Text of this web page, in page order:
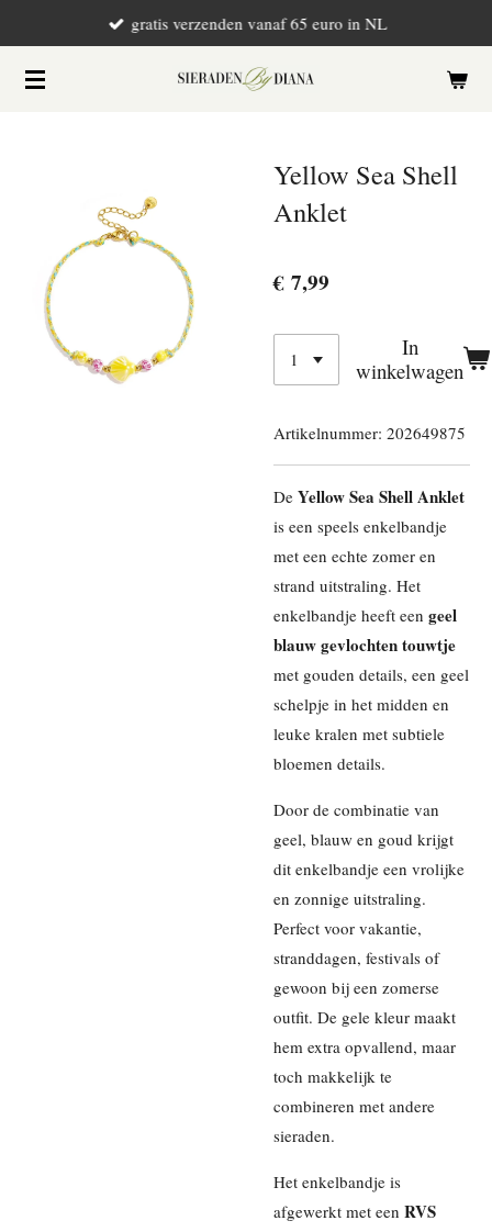
naar
gratis verzenden vanaf 65 euro in NL
Yellow Sea Shell
Anklet
€ 7,99
In
winkelwagen
Artikelnummer: 202649875
De Yellow Sea Shell Anklet
is een speels enkelbandje
met een echte zomer en
strand uitstraling. Het
enkelbandje heeft een geel
blauw gevlochten touwtje
met gouden details, een geel
schelpje in het midden en
leuke kralen met subtiele
bloemen details.
Door de combinatie van
geel, blauw en goud krijgt
dit enkelbandje een vrolijke
en zonnige uitstraling.
Perfect voor vakantie,
stranddagen, festivals of
gewoon bij een zomerse
outfit. De gele kleur maakt
hem extra opvallend, maar
toch makkelijk te
combineren met andere
sieraden.
Het enkelbandje is
afgewerkt met een RVS